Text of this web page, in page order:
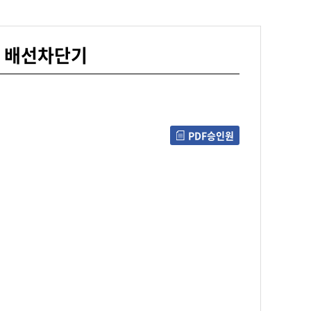
선차단기
PDF승인원